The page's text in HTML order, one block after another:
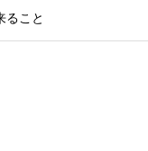
ること